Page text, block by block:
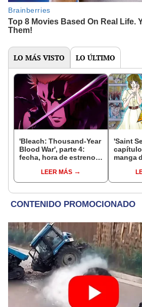
LO MÁS VISTO LO ÚLTIMO
'Bleach: Thousand-Year
Blood War', parte 4:
fecha, hora de estreno,
final del anime
LEER MÁS
'Saint
manga